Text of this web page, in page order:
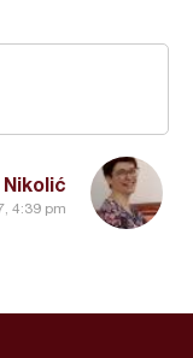
4:39 pm